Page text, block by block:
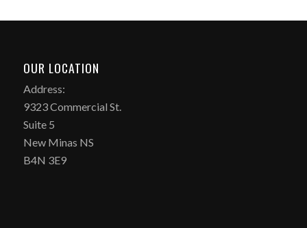
OUR LOCATION
Address:
9323 Commercial St.
Suite 5
New Minas NS
B4N 3E9